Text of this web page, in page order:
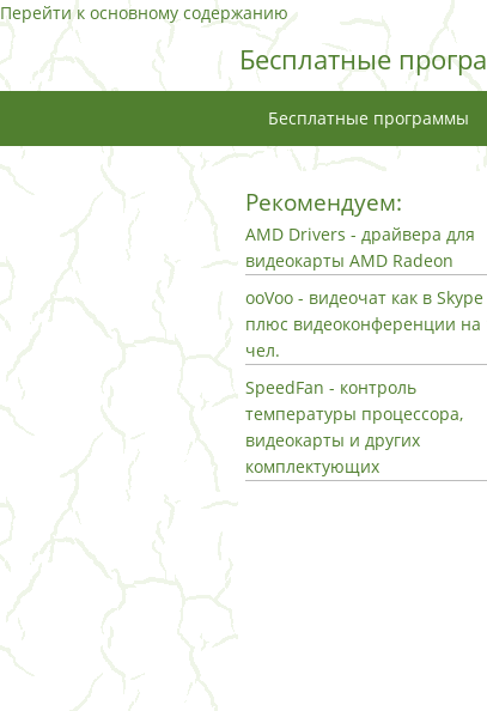
Перейти к основному содержанию
Бесплатные
Бесплатные программы
Рекомендуем:
AMD Drivers - драйвера для
видеокарты AMD Radeon
ooVoo - видеочат как в Skype
плюс видеоконференции на
чел.
SpeedFan - контроль
температуры процессора,
видеокарты и других
комплектующих